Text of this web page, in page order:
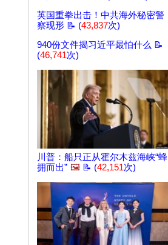
英国重拳出击！中共海外秘密警
察现形 📝 (43,837次)
940份文件揭习近平最怕什么 📝
(46,741次)
川普：船只正从霍尔木兹海峡“蜂
拥而出” 🖼️ 📝 (42,151次)